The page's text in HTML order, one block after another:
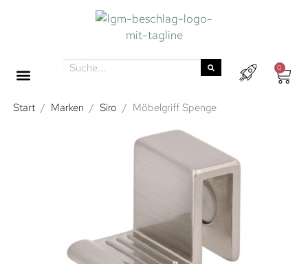
0
Start / Marken / Siro / Möbelgriff Spenge